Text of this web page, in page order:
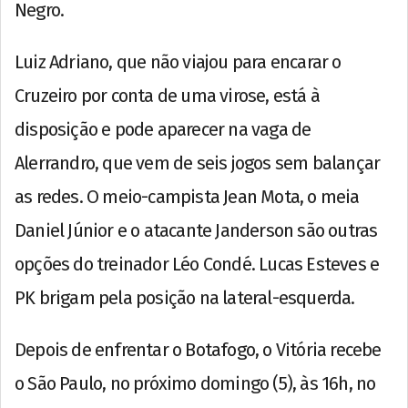
Negro.
Luiz Adriano, que não viajou para encarar o
Cruzeiro por conta de uma virose, está à
disposição e pode aparecer na vaga de
Alerrandro, que vem de seis jogos sem balançar
as redes. O meio-campista Jean Mota, o meia
Daniel Júnior e o atacante Janderson são outras
opções do treinador Léo Condé. Lucas Esteves e
PK brigam pela posição na lateral-esquerda.
Depois de enfrentar o Botafogo, o Vitória recebe
o São Paulo, no próximo domingo (5), às 16h, no